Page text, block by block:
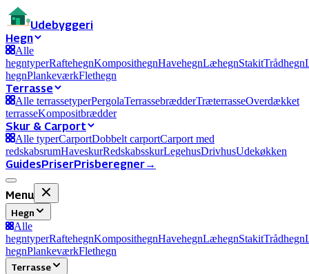
Udebyggeri
Hegn
Alle
hegntyperRaftehegnKomposithegnHavehegnLæhegnStakitTrådhegn
hegnPlankeværkFlethegn
Terrasse
Alle terrassetyperPergolaTerrassebrædderTræterrasseOverdækket
terrasseKompositbrædder
Skur & Carport
Alle typerCarportDobbelt carportCarport med
redskabsrumHaveskurRedskabsskurLegehusDrivhusUdekøkken
GuidesPriserPrisberegner→
Menu
Hegn
Alle
hegntyperRaftehegnKomposithegnHavehegnLæhegnStakitTrådhegn
hegnPlankeværkFlethegn
Terrasse